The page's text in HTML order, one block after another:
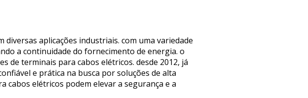
aplicações industriais. com uma variedade
a continuidade do fornecimento de energia. o
de terminais para cabos elétricos. desde 2012, já
e prática na busca por soluções de alta
cabos elétricos podem elevar a segurança e a